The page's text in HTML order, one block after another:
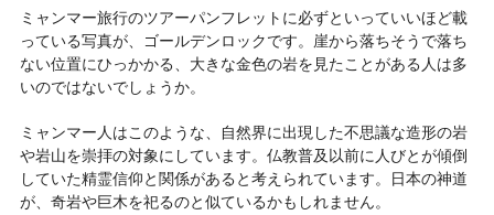
ミャンマー旅行のツアーパンフレットに必ずといっていいほど載
っている写真が、ゴールデンロックです。崖から落ちそうで落ち
ない位置にひっかかる、大きな金色の岩を見たことがある人は多
いのではないでしょうか。
ミャンマー人はこのような、自然界に出現した不思議な造形の岩
や岩山を崇拝の対象にしています。仏教普及以前に人びとが傾倒
していた精霊信仰と関係があると考えられています。日本の神道
が、奇岩や巨木を祀るのと似ているかもしれません。